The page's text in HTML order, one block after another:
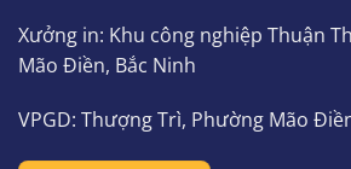
Xưởng in: Khu công nghiệp Thuận
Mão Điền, Bắc Ninh
VPGD: Thượng Trì, Phường Mão